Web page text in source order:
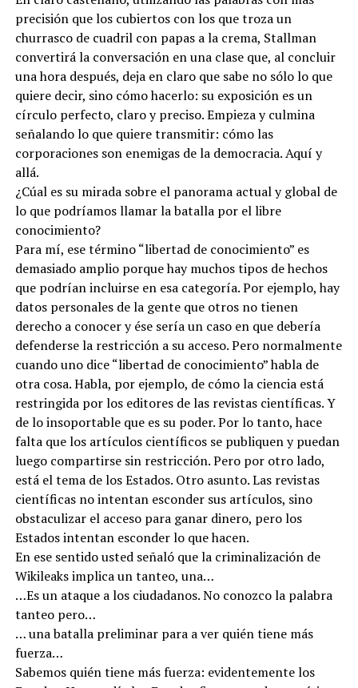
precisión que los cubiertos con los que troza un
churrasco de cuadril con papas a la crema, Stallman
convertirá la conversación en una clase que, al concluir
una hora después, deja en claro que sabe no sólo lo que
quiere decir, sino cómo hacerlo: su exposición es un
círculo perfecto, claro y preciso. Empieza y culmina
señalando lo que quiere transmitir: cómo las
corporaciones son enemigas de la democracia. Aquí y
allá.
¿Cúal es su mirada sobre el panorama actual y global de
lo que podríamos llamar la batalla por el libre
conocimiento?
Para mí, ese término “libertad de conocimiento” es
demasiado amplio porque hay muchos tipos de hechos
que podrían incluirse en esa categoría. Por ejemplo, hay
datos personales de la gente que otros no tienen
derecho a conocer y ése sería un caso en que debería
defenderse la restricción a su acceso. Pero normalmente
cuando uno dice “libertad de conocimiento” habla de
otra cosa. Habla, por ejemplo, de cómo la ciencia está
restringida por los editores de las revistas científicas. Y
de lo insoportable que es su poder. Por lo tanto, hace
falta que los artículos científicos se publiquen y puedan
luego compartirse sin restricción. Pero por otro lado,
está el tema de los Estados. Otro asunto. Las revistas
científicas no intentan esconder sus artículos, sino
obstaculizar el acceso para ganar dinero, pero los
Estados intentan esconder lo que hacen.
En ese sentido usted señaló que la criminalización de
Wikileaks implica un tanteo, una…
…Es un ataque a los ciudadanos. No conozco la palabra
tanteo pero…
… una batalla preliminar para a ver quién tiene más
fuerza…
Sabemos quién tiene más fuerza: evidentemente los